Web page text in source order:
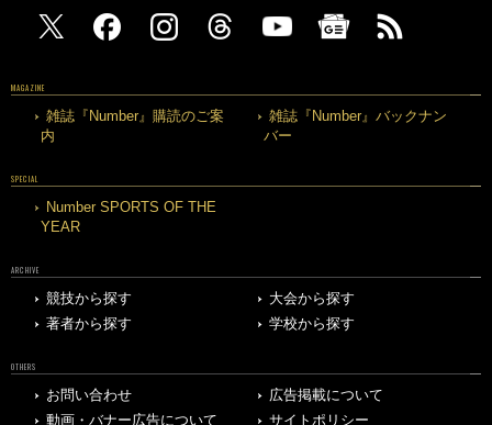
MAGAZINE
雑誌『Number』購読のご案
内
雑誌『Number』バックナン
バー
SPECIAL
Number SPORTS OF THE
YEAR
ARCHIVE
競技から探す
大会から探す
著者から探す
学校から探す
OTHERS
お問い合わせ
広告掲載について
動画・バナー広告について
サイトポリシー